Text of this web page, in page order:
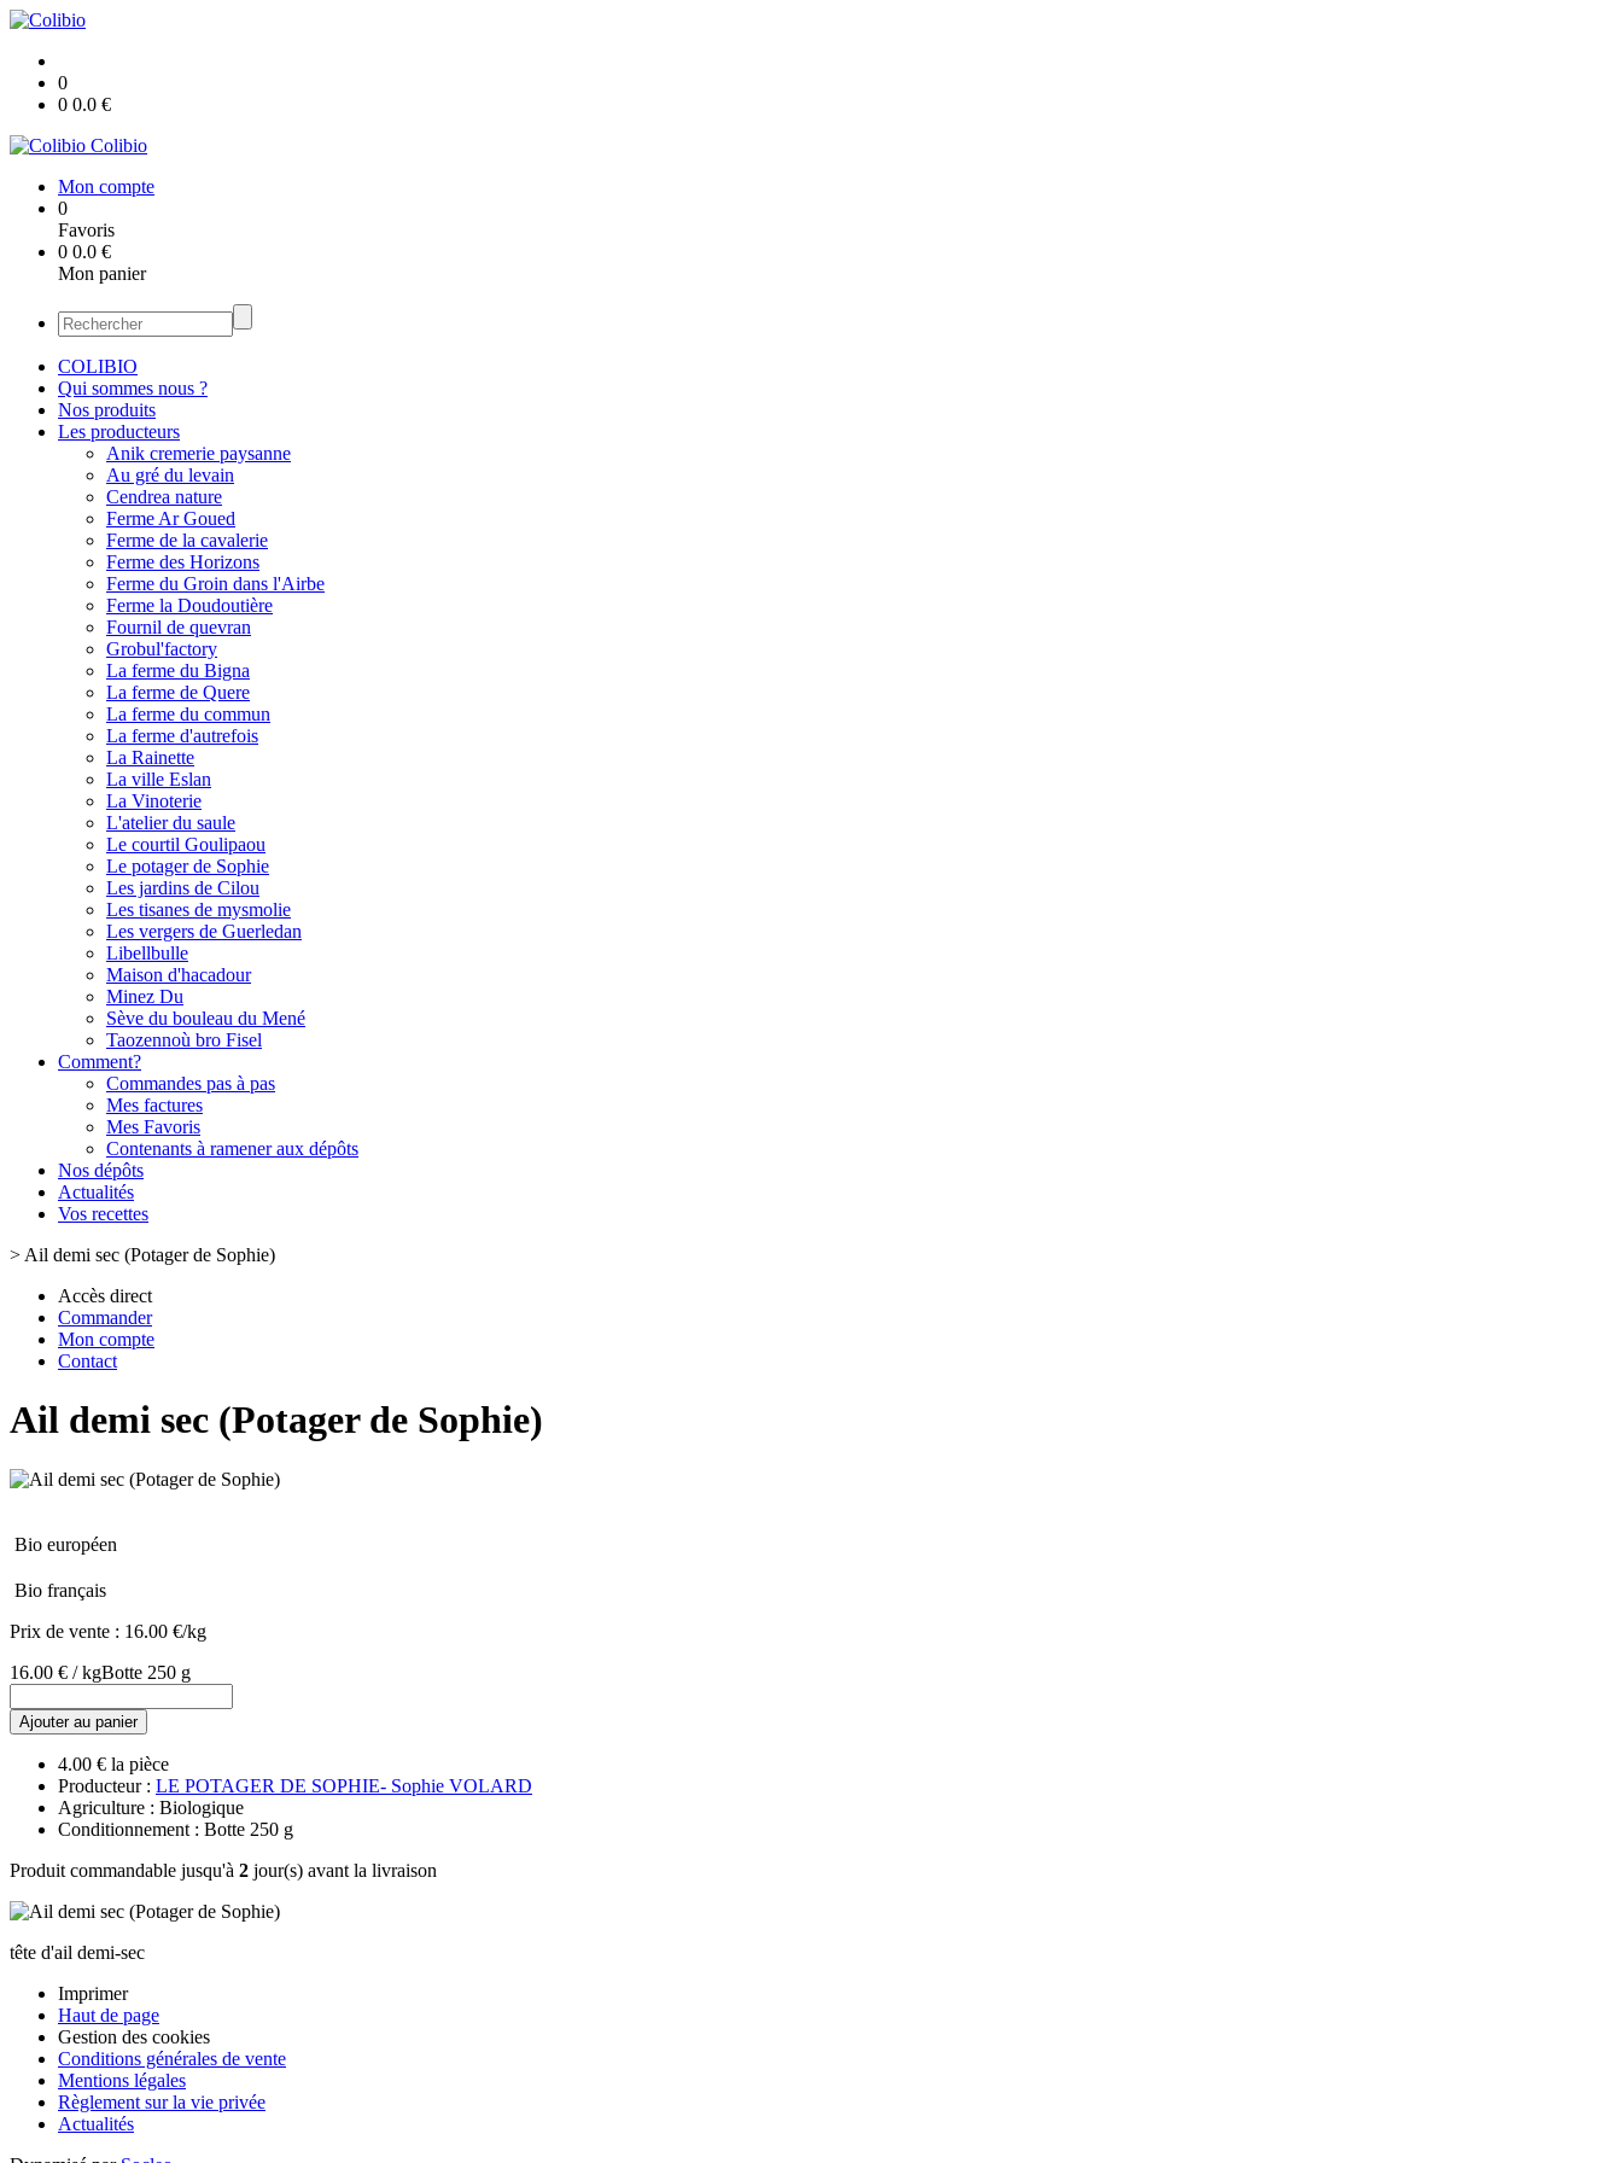
0
0 0.0 €
Colibio
Mon compte
0
Favoris
0 0.0 €
Mon panier
COLIBIO
Qui sommes nous ?
Nos produits
Les producteurs
Anik cremerie paysanne
Au gré du levain
Cendrea nature
Ferme Ar Goued
Ferme de la cavalerie
Ferme des Horizons
Ferme du Groin dans l'Airbe
Ferme la Doudoutière
Fournil de quevran
Grobul'factory
La ferme du Bigna
La ferme de Quere
La ferme du commun
La ferme d'autrefois
La Rainette
La ville Eslan
La Vinoterie
L'atelier du saule
Le courtil Goulipaou
Le potager de Sophie
Les jardins de Cilou
Les tisanes de mysmolie
Les vergers de Guerledan
Libellbulle
Maison d'hacadour
Minez Du
Sève du bouleau du Mené
Taozennoù bro Fisel
Comment?
Commandes pas à pas
Mes factures
Mes Favoris
Contenants à ramener aux dépôts
Nos dépôts
Actualités
Vos recettes
> Ail demi sec (Potager de Sophie)
Accès direct
Commander
Mon compte
Contact
Ail demi sec (Potager de Sophie)
Bio européen
Bio français
Prix de vente : 16.00 €/kg
16.00 € / kgBotte 250 g
Ajouter au panier
4.00 € la pièce
Producteur : LE POTAGER DE SOPHIE- Sophie VOLARD
Agriculture : Biologique
Conditionnement : Botte 250 g
Produit commandable jusqu'à 2 jour(s) avant la livraison
tête d'ail demi-sec
Imprimer
Haut de page
Gestion des cookies
Conditions générales de vente
Mentions légales
Règlement sur la vie privée
Actualités